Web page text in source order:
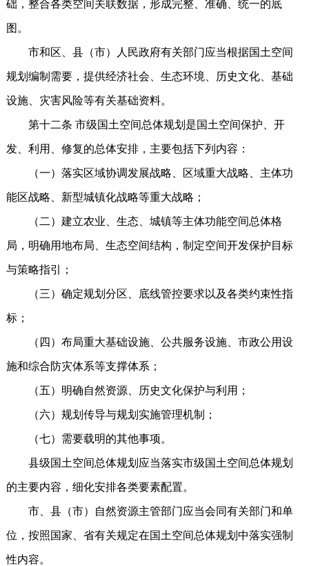
础，整合各类空间关联数据，形成完整、准确、统一的底
图。
市和区、县（市）人民政府有关部门应当根据国土空间
规划编制需要，提供经济社会、生态环境、历史文化、基础
设施、灾害风险等有关基础资料。
第十二条 市级国土空间总体规划是国土空间保护、开
发、利用、修复的总体安排，主要包括下列内容：
（一）落实区域协调发展战略、区域重大战略、主体功
能区战略、新型城镇化战略等重大战略；
（二）建立农业、生态、城镇等主体功能空间总体格
局，明确用地布局、生态空间结构，制定空间开发保护目标
与策略指引；
（三）确定规划分区、底线管控要求以及各类约束性指
标；
（四）布局重大基础设施、公共服务设施、市政公用设
施和综合防灾体系等支撑体系；
（五）明确自然资源、历史文化保护与利用；
（六）规划传导与规划实施管理机制；
（七）需要载明的其他事项。
县级国土空间总体规划应当落实市级国土空间总体规划
的主要内容，细化安排各类要素配置。
市、县（市）自然资源主管部门应当会同有关部门和单
位，按照国家、省有关规定在国土空间总体规划中落实强制
性内容。